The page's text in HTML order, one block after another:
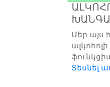
Մեր այս
Տեսնել